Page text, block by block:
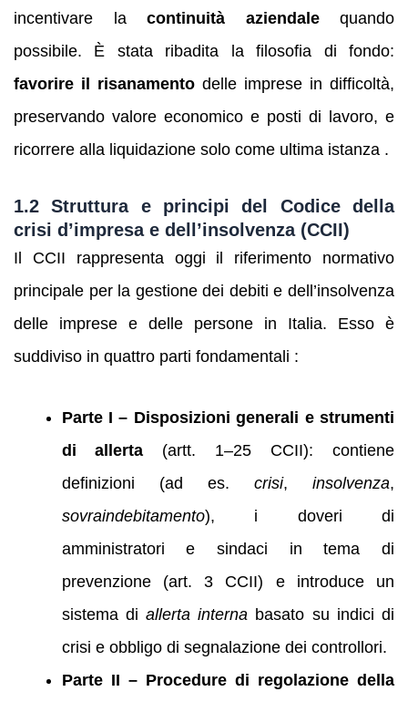
incentivare la continuità aziendalequando
possibile. È stata ribadita la filosofia di fondo:
favorire il risanamento delle imprese in difficoltà,
preservando valore economico e posti di lavoro, e
ricorrere alla liquidazione solo come ultima istanza .
1.2 Struttura e principi del Codice della
crisi d’impresa e dell’insolvenza (CCII)
Il CCII rappresenta oggi il riferimento normativo
principale per la gestione dei debiti e dell’insolvenza
delle imprese e delle persone in Italia. Esso è
suddiviso in quattro parti fondamentali :
Parte I – Disposizioni generali e strumenti
di allerta (artt. 1–25 CCII): contiene
definizioni (ad es. crisi,insolvenza,
sovraindebitamento), i doveri di
amministratori e sindaci in tema di
prevenzione (art. 3 CCII) e introduce un
sistema di allerta interna basato su indici di
crisi e obbligo di segnalazione dei controllori.
Parte II – Procedure di regolazione della